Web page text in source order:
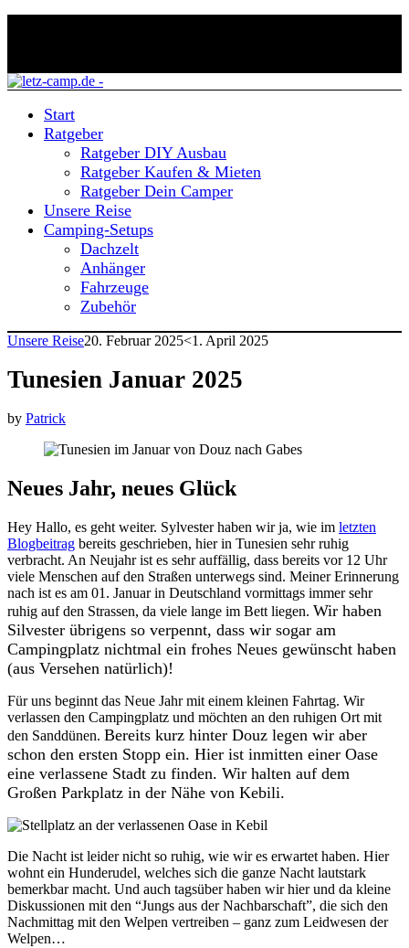
Start
Ratgeber
Ratgeber DIY Ausbau
Ratgeber Kaufen & Mieten
Ratgeber Dein Camper
Unsere Reise
Camping-Setups
Dachzelt
Anhänger
Fahrzeuge
Zubehör
Unsere Reise20. Februar 2025<1. April 2025
Tunesien Januar 2025
by Patrick
Neues Jahr, neues Glück
Hey Hallo, es geht weiter. Sylvester haben wir ja, wie im letzten
Blogbeitrag bereits geschrieben, hier in Tunesien sehr ruhig
verbracht. An Neujahr ist es sehr auffällig, dass bereits vor 12 Uhr
viele Menschen auf den Straßen unterwegs sind. Meiner Erinnerung
nach ist es am 01. Januar in Deutschland vormittags immer sehr
ruhig auf den Strassen, da viele lange im Bett liegen. Wir haben
Silvester übrigens so verpennt, dass wir sogar am
Campingplatz nichtmal ein frohes Neues gewünscht haben
(aus Versehen natürlich)!
Für uns beginnt das Neue Jahr mit einem kleinen Fahrtag. Wir
verlassen den Campingplatz und möchten an den ruhigen Ort mit
den Sanddünen. Bereits kurz hinter Douz legen wir aber
schon den ersten Stopp ein. Hier ist inmitten einer Oase
eine verlassene Stadt zu finden. Wir halten auf dem
Großen Parkplatz in der Nähe von Kebili.
Die Nacht ist leider nicht so ruhig, wie wir es erwartet haben. Hier
wohnt ein Hunderudel, welches sich die ganze Nacht lautstark
bemerkbar macht. Und auch tagsüber haben wir hier und da kleine
Diskussionen mit den “Jungs aus der Nachbarschaft”, die sich den
Nachmittag mit den Welpen vertreiben – ganz zum Leidwesen der
Welpen…